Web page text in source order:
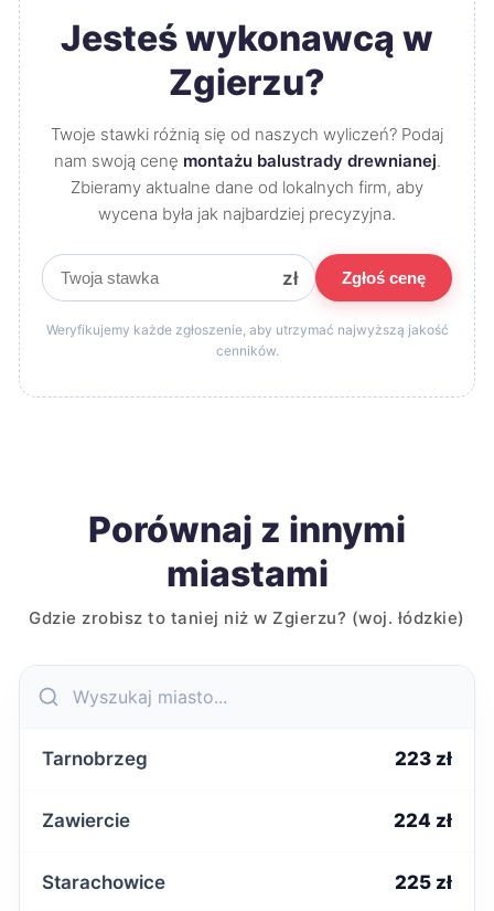
Jesteś wykonawcą w
Zgierzu?
Twoje stawki różnią się od naszych wyliczeń? Podaj
nam swoją cenę montażu balustrady drewnianej.
Zbieramy aktualne dane od lokalnych firm, aby
wycena była jak najbardziej precyzyjna.
zł Zgłoś cenę
Weryfikujemy każde zgłoszenie, aby utrzymać najwyższą jakość
cenników.
Porównaj z innymi
miastami
Gdzie zrobisz to taniej niż w Zgierzu? (woj. łódzkie)
Tarnobrzeg 223 zł
Zawiercie 224 zł
Starachowice 225 zł